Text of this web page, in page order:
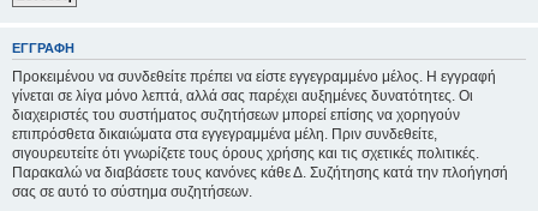
ΕΓΓΡΑΦΉ
Προκειμένου να συνδεθείτε πρέπει να είστε εγγεγραμμένο μέλος. Η εγγραφή
γίνεται σε λίγα μόνο λεπτά, αλλά σας παρέχει αυξημένες δυνατότητες. Οι
διαχειριστές του συστήματος συζητήσεων μπορεί επίσης να χορηγούν
επιπρόσθετα δικαιώματα στα εγγεγραμμένα μέλη. Πριν συνδεθείτε,
σιγουρευτείτε ότι γνωρίζετε τους όρους χρήσης και τις σχετικές πολιτικές.
Παρακαλώ να διαβάσετε τους κανόνες κάθε Δ. Συζήτησης κατά την πλοήγησή
σας σε αυτό το σύστημα συζητήσεων.